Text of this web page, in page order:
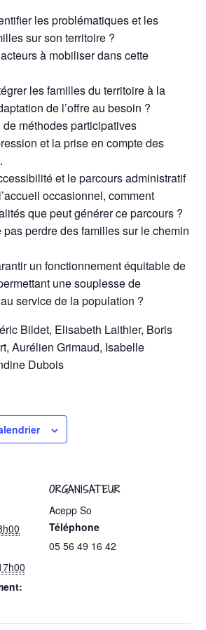
les problématiques et les
sur son territoire ?
à mobiliser dans cette
les familles du territoire à la
de l’offre au besoin ?
méthodes participatives
et la prise en compte des
et le parcours administratif
occasionnel, comment
que peut générer ce parcours ?
pas perdre des familles sur le chemin
un fonctionnement équitable de
une souplesse de
service de la population ?
Bildet, Elisabeth Laithier, Boris
Aurélien Grimaud, Isabelle
Dubois
ORGANISATEUR
Acepp So
Téléphone
05 56 49 16 42